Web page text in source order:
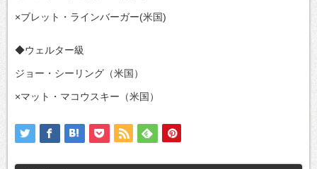
×ブレット・ラインバーガー(米国)
◆ウェルター級
ジョー・シーリング（米国）
×マット・マコウスキー（米国）